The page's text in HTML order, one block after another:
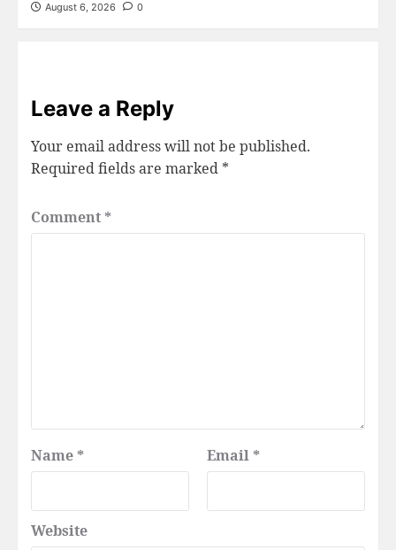
August 6, 2026 0
Leave a Reply
Your email address will not be published.
Required fields are marked *
Comment *
Name * Email *
Website